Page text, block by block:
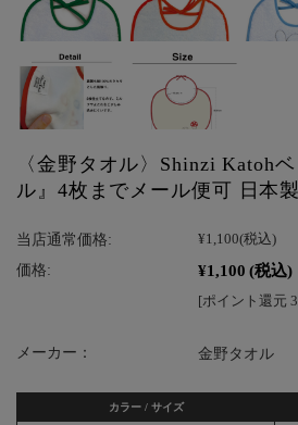
〈金野タオル〉Shinzi Katoh
ル』4枚までメール便可 日本製
当店通常価格: ¥1,100(税込)
価格: ¥1,100 (税込)
[ポイント還元
メーカー： 金野タオル
カラー / サイズ